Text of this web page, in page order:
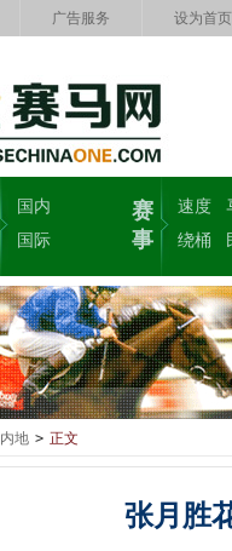
广告服务 设为首页
国内
国际
赛
事
速度
绕桶
内地 > 正文
张月胜